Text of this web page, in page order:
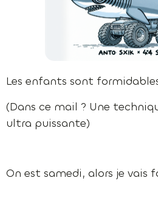
Les enfants sont
(Dans ce mail ? Une
ultra puissante)
On est samedi, alors je vais